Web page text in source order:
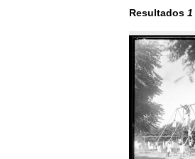
Resultados 1